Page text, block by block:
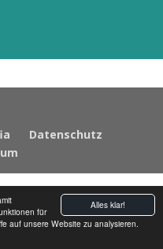
Alles klar!
für
auf unsere Website zu analysieren.
Datenschutz